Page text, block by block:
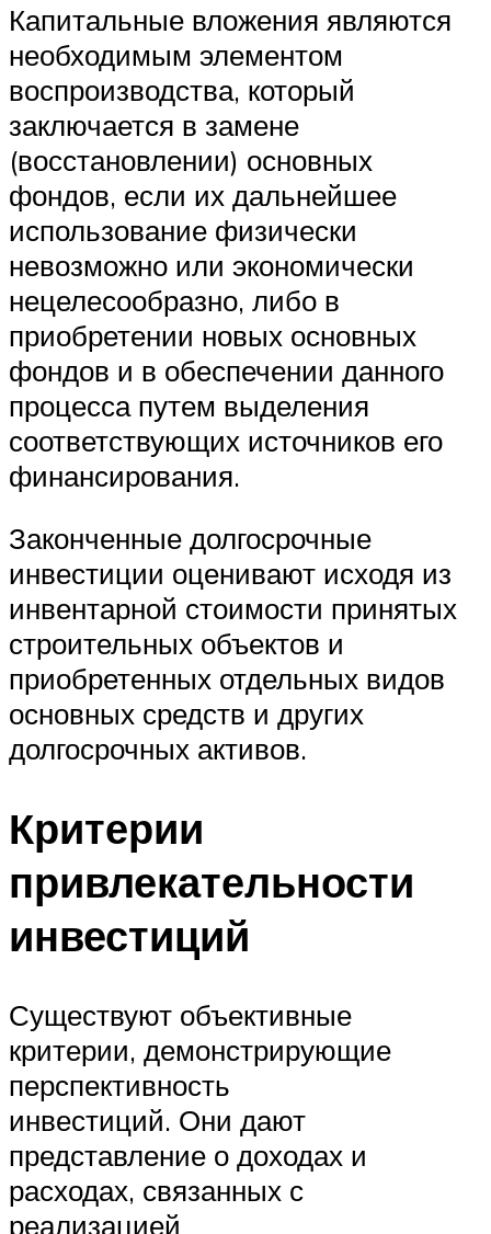
Капитальные вложения являются
необходимым элементом
воспроизводства, который
заключается в замене
(восстановлении) основных
фондов, если их дальнейшее
использование физически
невозможно или экономически
нецелесообразно, либо в
приобретении новых основных
фондов и в обеспечении данного
процесса путем выделения
соответствующих источников его
финансирования.
Законченные долгосрочные
инвестиции оценивают исходя из
инвентарной стоимости принятых
строительных объектов и
приобретенных отдельных видов
основных средств и других
долгосрочных активов.
Критерии
привлекательности
инвестиций
Существуют объективные
критерии, демонстрирующие
перспективность
инвестиций. Они дают
представление о доходах и
расходах, связанных с
реализацией